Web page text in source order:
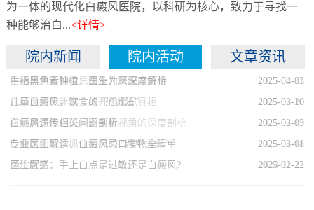
为一体的现代化白癜风医院，以科研为核心，致力于寻找一
种能够治白...<详情>
院内新闻 院内活动 文章资讯
手指黑色素种植：医生为您深度解析
2025-04-03
儿童白癜风，饮食的 “加减法”
2025-03-10
白癜风遗传相关问题剖析
2025-03-03
专业医生解读：白癜风忌口食物全清单
2025-03-01
医生解惑：手上白点是过敏还是白癜风?
2025-02-22
白癜风患者饮食忌口及儿童应对策略
2025-02-21
白癜风遗传迷雾：拨开恐慌见真相
2025-02-20
孩子肩颈现白斑：白癜风视角的深度剖析
2025-02-19
白癜风初现：抓住治疗的 “希望之光”
2025-02-18
杨玲医生
2024-11-23